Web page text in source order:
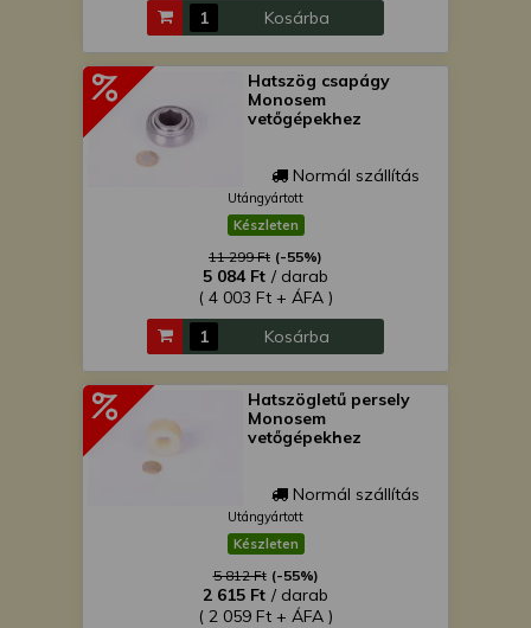
Kosárba
Hatszög csapágy
Monosem
vetőgépekhez
Normál szállítás
Utángyártott
Készleten
11 299 Ft (-55%)
5 084 Ft / darab
( 4 003 Ft + ÁFA )
Kosárba
Hatszögletű persely
Monosem
vetőgépekhez
Normál szállítás
Utángyártott
Készleten
5 812 Ft (-55%)
2 615 Ft / darab
( 2 059 Ft + ÁFA )